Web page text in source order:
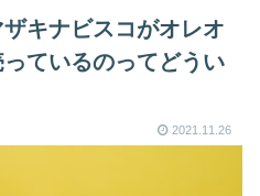
ザキナビスコがオレオ
ているのってどうい
2021.11.26